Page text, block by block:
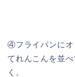
④フライパンにオ
てれんこんを並
く。